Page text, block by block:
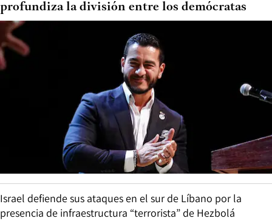
profundiza la división entre los demócratas
Israel defiende sus ataques en el sur de Líbano por la
presencia de infraestructura “terrorista” de Hezbolá